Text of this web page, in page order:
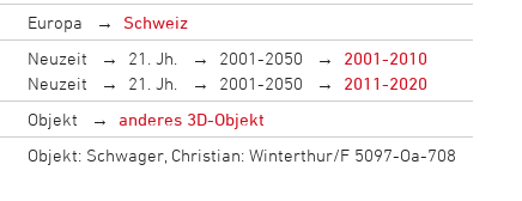
Europa
Schweiz
Neuzeit 21. Jh. 2001-2050
2001-2010
Neuzeit
21. Jh. 2001-2050
2011-2020
Objekt
anderes 3D-Objekt
Objekt: Schwager, Christian: Winterthur/F 5097-Oa-708